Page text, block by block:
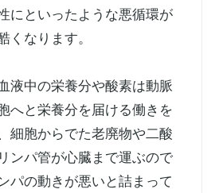
にといったような悪循環が
くなります。
液中の栄養分や酸素は動脈
へと栄養分を届ける働きを
細胞からでた老廃物や二酸
ンパ管が心臓まで運ぶので
パの動きが悪いと詰まって